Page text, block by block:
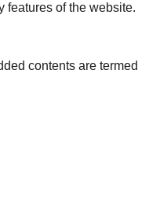
features of the website.
contents are termed